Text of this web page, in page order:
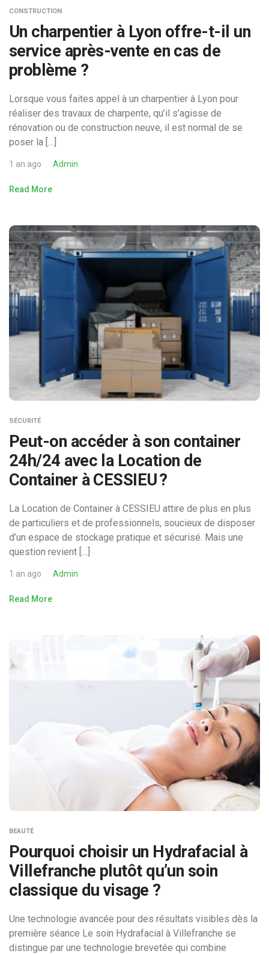
CONSTRUCTION
Un charpentier à Lyon offre-t-il un
service après-vente en cas de
problème ?
Lorsque vous faites appel à un charpentier à Lyon pour
réaliser des travaux de charpente, qu’il s’agisse de
rénovation ou de construction neuve, il est normal de se
poser la […]
1 an ago Admin
Read More
SÉCURITÉ
Peut-on accéder à son container
24h/24 avec la Location de
Container à CESSIEU ?
La Location de Container à CESSIEU attire de plus en plus
de particuliers et de professionnels, soucieux de disposer
d’un espace de stockage pratique et sécurisé. Mais une
question revient […]
1 an ago Admin
Read More
BEAUTÉ
Pourquoi choisir un Hydrafacial à
Villefranche plutôt qu’un soin
classique du visage ?
Une technologie avancée pour des résultats visibles dès la
première séance Le soin Hydrafacial à Villefranche se
distingue par une technologie brevetée qui combine